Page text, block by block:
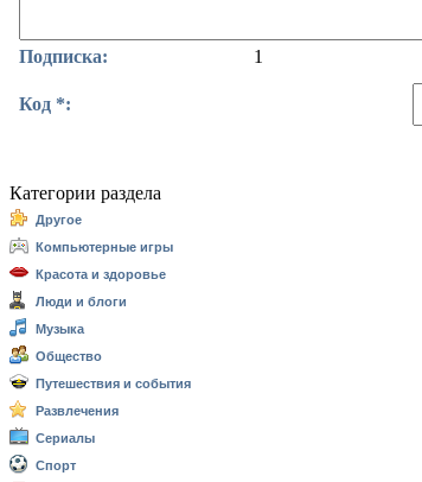
Подписка: 1
Код *:
Категории раздела
Другое
Компьютерные игры
Красота и здоровье
Люди и блоги
Музыка
Общество
Путешествия и события
Развлечения
Сериалы
Спорт